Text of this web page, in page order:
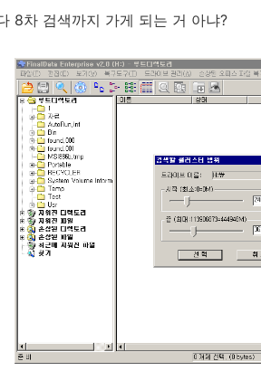
8차 검색까지 가게 되는 거 아냐?